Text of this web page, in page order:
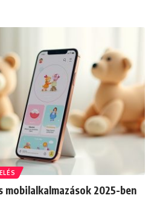
mobilalkalmazások 2025-ben